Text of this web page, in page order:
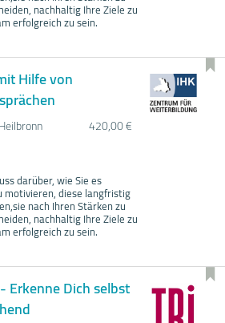
nachhaltig Ihre Ziele zu
erfolgreich zu sein.
Hilfe von
Heilbronn
420,00 €
darüber, wie Sie es
diese langfristig
nach Ihren Stärken zu
nachhaltig Ihre Ziele zu
erfolgreich zu sein.
Erkenne Dich selbst